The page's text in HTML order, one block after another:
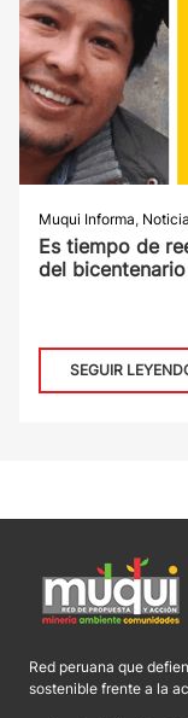
Muqui Informa,
Es tiempo de
del bicentenario
SEGUIR
Red peruana que
sostenible frente a la